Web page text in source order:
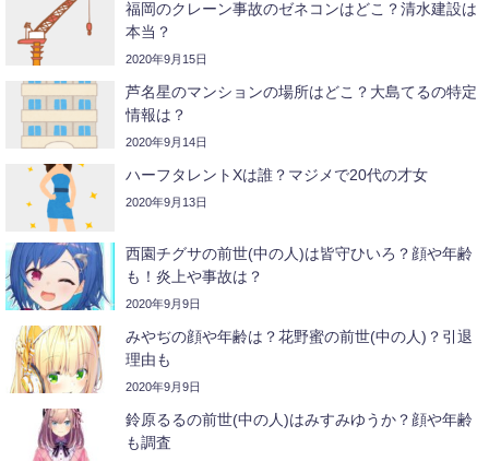
福岡のクレーン事故のゼネコンはどこ？清水建設は
本当？
2020年9月15日
芦名星のマンションの場所はどこ？大島てるの特定
情報は？
2020年9月14日
ハーフタレントXは誰？マジメで20代の才女
2020年9月13日
西園チグサの前世(中の人)は皆守ひいろ？顔や年齢
も！炎上や事故は？
2020年9月9日
みやぢの顔や年齢は？花野蜜の前世(中の人)？引退
理由も
2020年9月9日
鈴原るるの前世(中の人)はみすみゆうか？顔や年齢
も調査